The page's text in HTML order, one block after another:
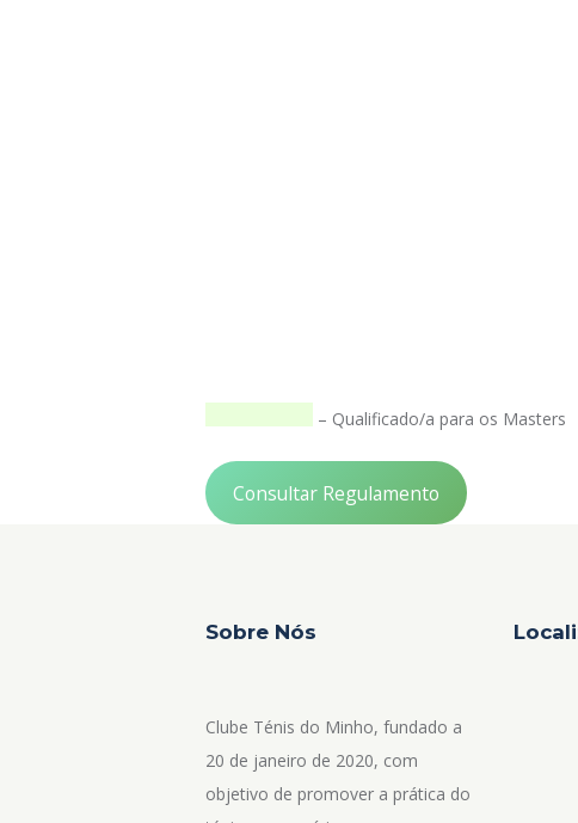
– Qualificado/a para os Masters
Consultar Regulamento
Sobre Nós
Clube Ténis do Minho, fundado a
20 de janeiro de 2020, com
objetivo de promover a prática do